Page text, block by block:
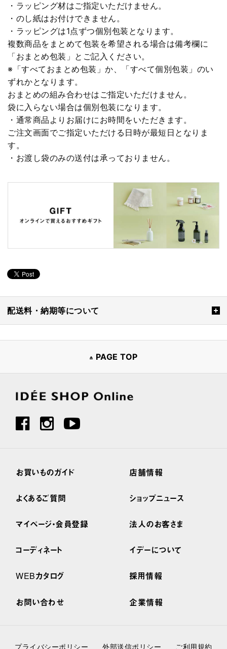
・ラッピング材はご指定いただけません。
・のし紙はお付けできません。
・ラッピングは1点ずつ個別包装となります。
複数商品をまとめて包装を希望される場合は備考欄に
「おまとめ包装」とご記入ください。
※「すべておまとめ包装」か、「すべて個別包装」のい
ずれかとなります。
おまとめの組み合わせはご指定いただけません。
袋に入らない場合は個別包装になります。
・通常商品よりお届けにお時間をいただきます。
ご注文画面でご指定いただける日時が最短日となりま
す。
・お渡し袋のみの送付は承っておりません。
配送料・納期等について
PAGE TOP
お買いものガイド
よくあるご質問
マイページ・会員登録
コーディネート
WEBカタログ
お問い合わせ
店舗情報
ショップニュース
法人のお客さま
イデーについて
採用情報
企業情報
プライバシーポリシー 外部送信ポリシー ご利用規約